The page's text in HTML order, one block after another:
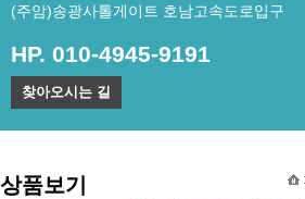
(주암)송광사톨게이트 호남고속도로입구
HP. 010-4945-9191
찾아오시는 길
상품보기